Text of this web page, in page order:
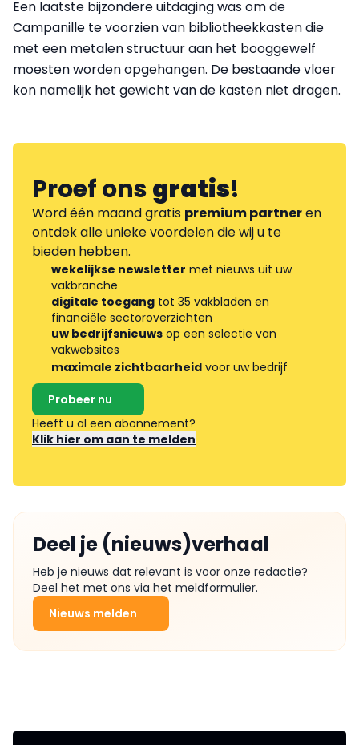
Een laatste bijzondere uitdaging was om de
Campanille te voorzien van bibliotheekkasten die
met een metalen structuur aan het booggewelf
moesten worden opgehangen. De bestaande vloer
kon namelijk het gewicht van de kasten niet dragen.
Proef onsgratis!
Word één maand gratis premium partneren
ontdek alle unieke voordelen die wij u te
bieden hebben.
wekelijkse newsletter met nieuws uit uw
vakbranche
digitale toegang tot 35 vakbladen en
financiële sectoroverzichten
uw bedrijfsnieuws op een selectie van
vakwebsites
maximale zichtbaarheid voor uw bedrijf
Probeer nu
Heeft u al een abonnement?
Klik hier om aan te melden
Deel je (nieuws)verhaal
Heb je nieuws dat relevant is voor onze redactie?
Deel het met ons via het meldformulier.
Nieuws melden